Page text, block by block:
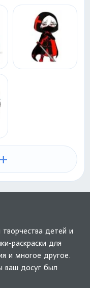
+
детей и
раскраски для
и многое другое.
ваш досуг был